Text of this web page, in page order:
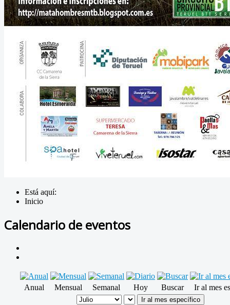
Está aquí:
Inicio
Calendario de eventos
Anual Mensual Semanal Hoy Buscar Ir al mes
Ir al mes específico